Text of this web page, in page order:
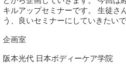
キルアップセミナーです。 生徒さ
う、良いセミナーにしていきたいで
企画室
阪本光代 日本ボディーケア学院